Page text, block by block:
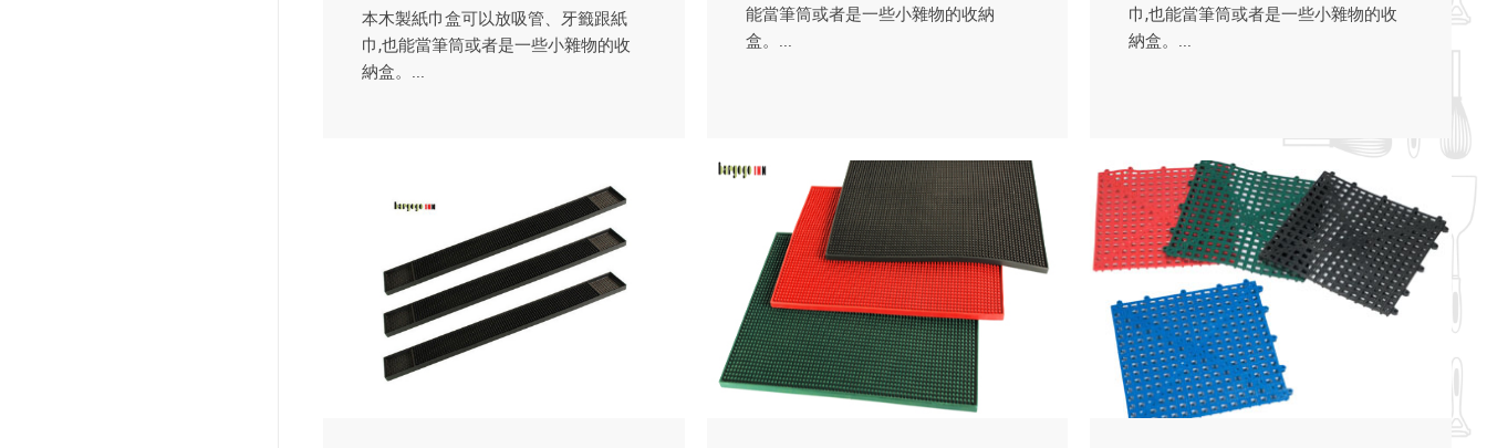
本木製紙巾盒可以放吸管、牙籤跟紙
巾,也能當筆筒或者是一些小雜物的收
納盒。...
能當筆筒或者是一些小雜物的收納
盒。...
巾,也能當筆筒或者是一些小雜物的收
納盒。...